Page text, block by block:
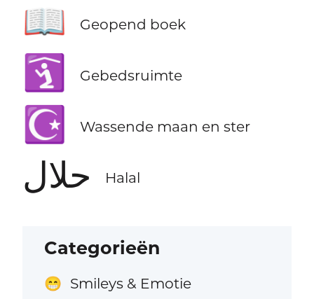
📖 Geopend boek
🛐 Gebedsruimte
☪️ Wassende maan en ster
حلال Halal
Categorieën
😁 Smileys & Emotie